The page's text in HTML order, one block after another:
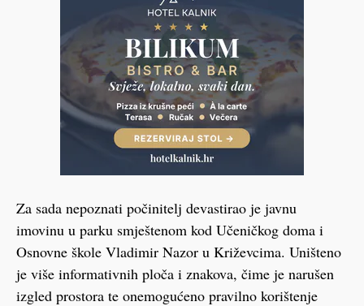
Za sada nepoznati počinitelj devastirao je javnu
imovinu u parku smještenom kod Učeničkog doma i
Osnovne škole Vladimir Nazor u Križevcima. Uništeno
je više informativnih ploča i znakova, čime je narušen
izgled prostora te onemogućeno pravilno korištenje